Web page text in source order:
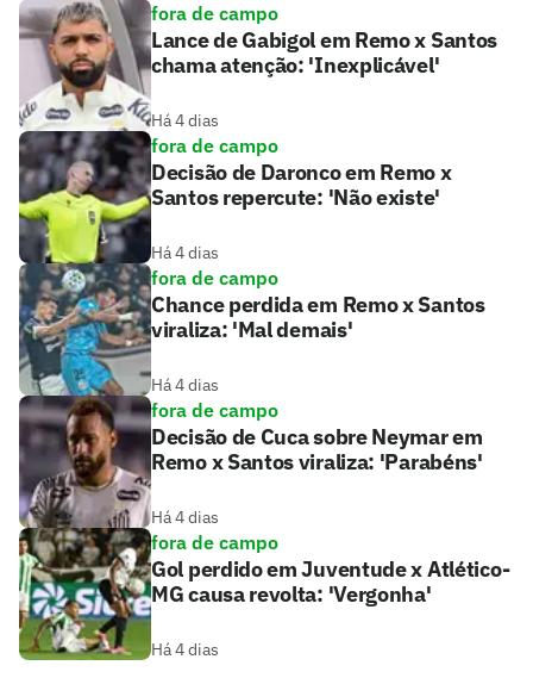
fora de campo
Lance de Gabigol em Remo x Santos
chama atenção: 'Inexplicável'
Há 4 dias
fora de campo
Decisão de Daronco em Remo x
Santos repercute: 'Não existe'
Há 4 dias
fora de campo
Chance perdida em Remo x Santos
viraliza: 'Mal demais'
Há 4 dias
fora de campo
Decisão de Cuca sobre Neymar em
Remo x Santos viraliza: 'Parabéns'
Há 4 dias
fora de campo
Gol perdido em Juventude x Atlético-
MG causa revolta: 'Vergonha'
Há 4 dias